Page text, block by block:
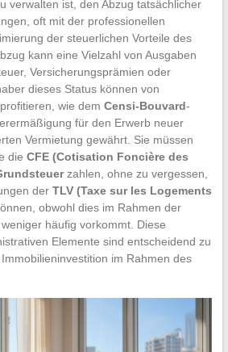
verwalten ist, den Abzug tatsächlicher
oft mit der professionellen
der steuerlichen Vorteile des
kann eine Vielzahl von Ausgaben
Versicherungsprämien oder
dieses Status können von
wie dem Censi-Bouvard-
für den Erwerb neuer
Vermietung gewährt. Sie müssen
die CFE (Cotisation Foncière des
zahlen, ohne zu vergessen,
der TLV (Taxe sur les Logements
obwohl dies im Rahmen der
häufig vorkommt. Diese
Elemente sind entscheidend zu
im Rahmen des